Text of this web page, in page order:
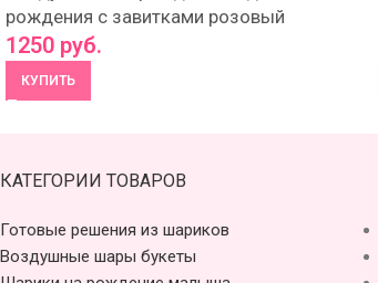
рождения с завитками розовый
1250 руб.
КУПИТЬ
КАТЕГОРИИ ТОВАРОВ
Готовые решения из шариков
Воздушные шары букеты